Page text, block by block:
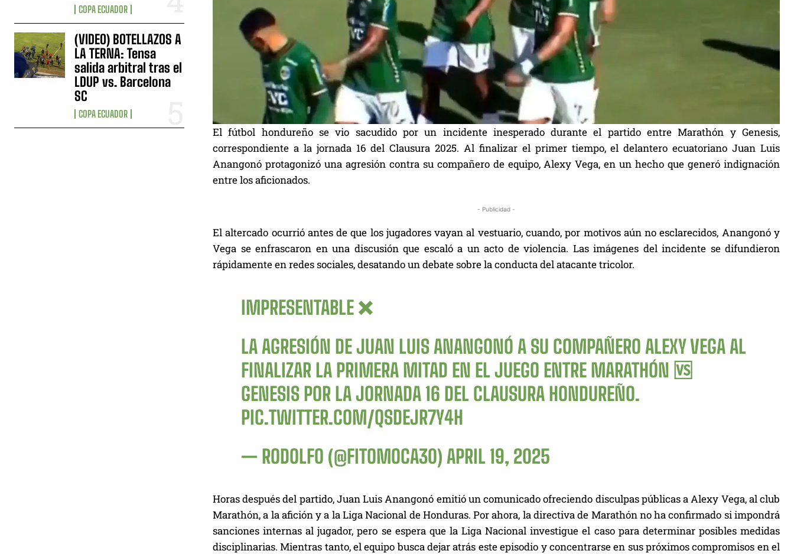
COPA ECUADOR
(VIDEO) BOTELLAZOS A
LA TERNA: Tensa
salida arbitral tras el
LDUP vs. Barcelona
SC
COPA ECUADOR
El fútbol hondureño se vio sacudido por un incidente inesperado durante el partido entre Marathón y Genesis,
correspondiente a la jornada 16 del Clausura 2025. Al finalizar el primer tiempo, el delantero ecuatoriano Juan Luis
Anangonó protagonizó una agresión contra su compañero de equipo, Alexy Vega, en un hecho que generó indignación
entre los aficionados.
- Publicidad -
El altercado ocurrió antes de que los jugadores vayan al vestuario, cuando, por motivos aún no esclarecidos, Anangonó y
Vega se enfrascaron en una discusión que escaló a un acto de violencia. Las imágenes del incidente se difundieron
rápidamente en redes sociales, desatando un debate sobre la conducta del atacante tricolor.
IMPRESENTABLE ❌
LA AGRESIÓN DE JUAN LUIS ANANGONÓ A SU COMPAÑERO ALEXY VEGA AL
FINALIZAR LA PRIMERA MITAD EN EL JUEGO ENTRE MARATHÓN 🆚
GENESIS POR LA JORNADA 16 DEL CLAUSURA HONDUREÑO.
PIC.TWITTER.COM/QSDEJR7Y4H
— RODOLFO (@FITOMOCA30) APRIL 19, 2025
Horas después del partido, Juan Luis Anangonó emitió un comunicado ofreciendo disculpas públicas a Alexy Vega, al club
Marathón, a la afición y a la Liga Nacional de Honduras. Por ahora, la directiva de Marathón no ha confirmado si impondrá
sanciones internas al jugador, pero se espera que la Liga Nacional investigue el caso para determinar posibles medidas
disciplinarias. Mientras tanto, el equipo busca dejar atrás este episodio y concentrarse en sus próximos compromisos en el